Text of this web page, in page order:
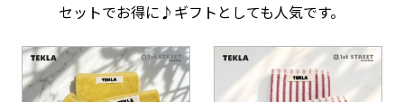
セットでお得に♪ギフトとしても人気です。